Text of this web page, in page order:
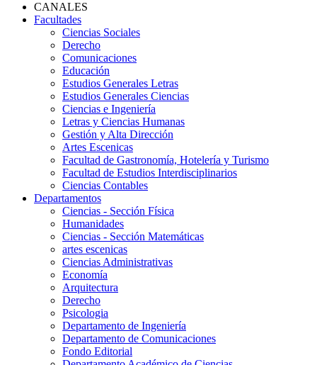
CANALES
Facultades
Ciencias Sociales
Derecho
Comunicaciones
Educación
Estudios Generales Letras
Estudios Generales Ciencias
Ciencias e Ingeniería
Letras y Ciencias Humanas
Gestión y Alta Dirección
Artes Escenicas
Facultad de Gastronomía, Hotelería y Turismo
Facultad de Estudios Interdisciplinarios
Ciencias Contables
Departamentos
Ciencias - Sección Física
Humanidades
Ciencias - Sección Matemáticas
artes escenicas
Ciencias Administrativas
Economía
Arquitectura
Derecho
Psicologia
Departamento de Ingeniería
Departamento de Comunicaciones
Fondo Editorial